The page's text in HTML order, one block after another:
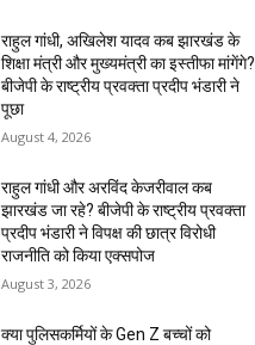
राहुल गांधी, अखिलेश यादव कब झारखंड के
शिक्षा मंत्री और मुख्यमंत्री का इस्तीफा मांगेंगे?
बीजेपी के राष्ट्रीय प्रवक्ता प्रदीप भंडारी ने
पूछा
August 4, 2026
राहुल गांधी और अरविंद केजरीवाल कब
झारखंड जा रहे? बीजेपी के राष्ट्रीय प्रवक्ता
प्रदीप भंडारी ने विपक्ष की छात्र विरोधी
राजनीति को किया एक्सपोज
August 3, 2026
क्या पुलिसकर्मियों के Gen Z बच्चों को